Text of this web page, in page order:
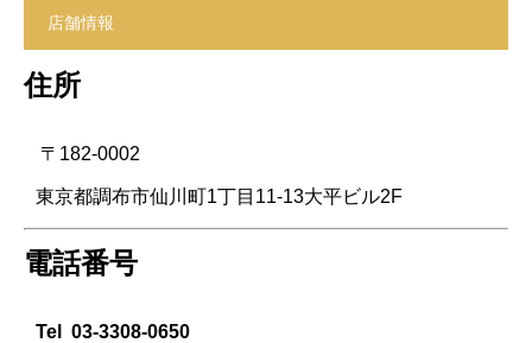
店舗情報
住所
〒182-0002
東京都調布市仙川町1丁目11-13大平ビル2F
電話番号
Tel 03-3308-0650